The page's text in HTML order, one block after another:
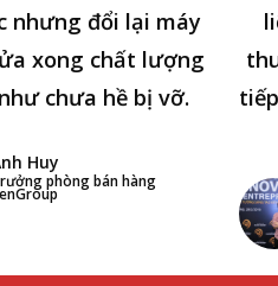
nhưng đổi lại máy
xong chất lượng
chưa hề bị vỡ.
Huy
phòng bán hàng